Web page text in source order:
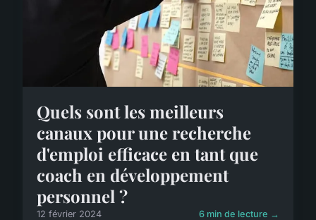
Quels sont les meilleurs
canaux pour une recherche
d'emploi efficace en tant que
coach en développement
personnel ?
12 février 2024 6 min de lecture →